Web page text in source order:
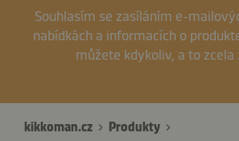
Souhlasím se zasíláním e-
nabídkách a informacích o
můžete kdykoliv, a to zcela
kikkoman.cz
Produkty